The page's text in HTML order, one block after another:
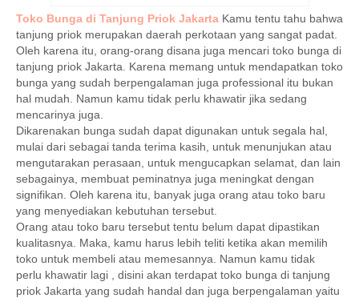
Toko Bunga di Tanjung Priok Jakarta Kamu tentu tahu bahwa
tanjung priok merupakan daerah perkotaan yang sangat padat.
Oleh karena itu, orang-orang disana juga mencari toko bunga di
tanjung priok Jakarta. Karena memang untuk mendapatkan toko
bunga yang sudah berpengalaman juga professional itu bukan
hal mudah. Namun kamu tidak perlu khawatir jika sedang
mencarinya juga.
Dikarenakan bunga sudah dapat digunakan untuk segala hal,
mulai dari sebagai tanda terima kasih, untuk menunjukan atau
mengutarakan perasaan, untuk mengucapkan selamat, dan lain
sebagainya, membuat peminatnya juga meningkat dengan
signifikan. Oleh karena itu, banyak juga orang atau toko baru
yang menyediakan kebutuhan tersebut.
Orang atau toko baru tersebut tentu belum dapat dipastikan
kualitasnya. Maka, kamu harus lebih teliti ketika akan memilih
toko untuk membeli atau memesannya. Namun kamu tidak
perlu khawatir lagi , disini akan terdapat toko bunga di tanjung
priok Jakarta yang sudah handal dan juga berpengalaman yaitu